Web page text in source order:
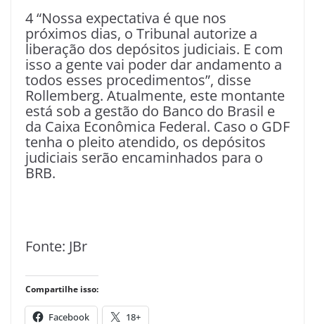
4 “Nossa expectativa é que nos
próximos dias, o Tribunal autorize a
liberação dos depósitos judiciais. E com
isso a gente vai poder dar andamento a
todos esses procedimentos”, disse
Rollemberg. Atualmente, este montante
está sob a gestão do Banco do Brasil e
da Caixa Econômica Federal. Caso o GDF
tenha o pleito atendido, os depósitos
judiciais serão encaminhados para o
BRB.
Fonte: JBr
Compartilhe isso:
Facebook 18+